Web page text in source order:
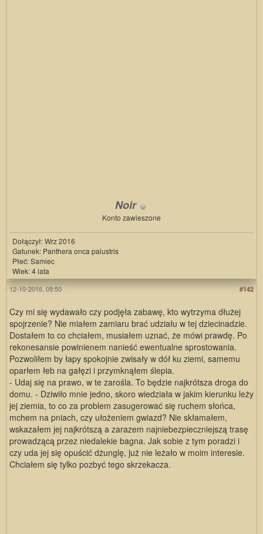
Noir
Konto zawieszone
Dołączył: Wrz 2016
Gatunek: Panthera onca palustris
Płeć: Samiec
Wiek: 4 lata
#142
12-10-2016, 09:50
Czy mi się wydawało czy podjęła zabawę, kto wytrzyma dłużej
spojrzenie? Nie miałem zamiaru brać udziału w tej dziecinadzie.
Dostałem to co chciałem, musiałem uznać, że mówi prawdę. Po
rekonesansie powinienem nanieść ewentualne sprostowania.
Pozwoliłem by łapy spokojnie zwisały w dół ku ziemi, samemu
oparłem łeb na gałęzi i przymknąłem ślepia.
- Udaj się na prawo, w te zarośla. To będzie najkrótsza droga do
domu. - Dziwiło mnie jedno, skoro wiedziała w jakim kierunku leży
jej ziemia, to co za problem zasugerować się ruchem słońca,
mchem na pniach, czy ułożeniem gwiazd? Nie skłamałem,
wskazałem jej najkrótszą a zarazem najniebezpieczniejszą trasę
prowadzącą przez niedalekie bagna. Jak sobie z tym poradzi i
czy uda jej się opuścić dżunglę, już nie leżało w moim interesie.
Chciałem się tylko pozbyć tego skrzekacza.